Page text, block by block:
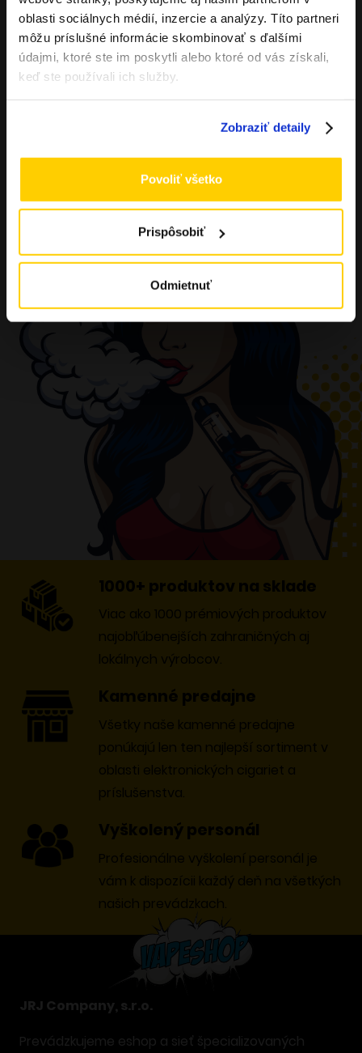
oblasti sociálnych médií, inzercie a analýzy. Títo partneri
môžu príslušné informácie skombinovať s ďalšími
údajmi, ktoré ste im poskytli alebo ktoré od vás získali,
keď ste používali ich služby.
Zobraziť detaily
Povoliť všetko
Prispôsobiť
Odmietnuť
1000+ produktov na sklade
Viac ako 1000 prémiových produktov
najobľúbenejších zahraničných aj
lokálnych výrobcov.
Kamenné predajne
Všetky naše kamenné predajne
ponúkajú len ten najlepší sortiment v
oblasti elektronických cigariet a
príslušenstva.
Vyškolený personál
Profesionálne vyškolení personál je
vám k dispozícii každý deň na všetkých
našich prevádzkach.
JRJ Company, s.r.o.
Prevádzkujeme eshop a sieť špecializovaných
Musíte mať aspoň18rokov pre vstup.
ÁNO
NIE